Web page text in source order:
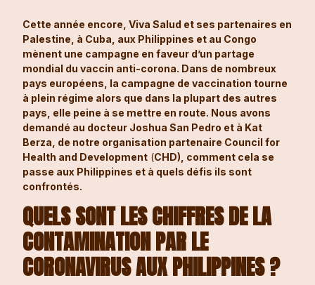
Cette année encore, Viva Salud et ses partenaires en
Palestine, à Cuba, aux Philippines et au Congo
mènent une campagne en faveur d’un partage
mondial du vaccin anti-corona. Dans de nombreux
pays européens, la campagne de vaccination tourne
à plein régime alors que dans la plupart des autres
pays, elle peine à se mettre en route. Nous avons
demandé au docteur Joshua San Pedro et à Kat
Berza, de notre organisation partenaire Council for
Health and Development (CHD), comment cela se
passe aux Philippines et à quels défis ils sont
confrontés.
QUELS SONT LES CHIFFRES DE LA
CONTAMINATION PAR LE
CORONAVIRUS AUX PHILIPPINES ?